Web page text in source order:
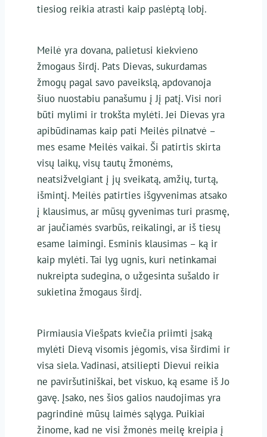
tiesiog reikia atrasti kaip paslėptą lobį.
Meilė yra dovana, palietusi kiekvieno
žmogaus širdį. Pats Dievas, sukurdamas
žmogų pagal savo paveikslą, apdovanoja
šiuo nuostabiu panašumu į Jį patį. Visi nori
būti mylimi ir trokšta mylėti. Jei Dievas yra
apibūdinamas kaip pati Meilės pilnatvė –
mes esame Meilės vaikai. Ši patirtis skirta
visų laikų, visų tautų žmonėms,
neatsižvelgiant į jų sveikatą, amžių, turtą,
išmintį. Meilės patirties išgyvenimas atsako
į klausimus, ar mūsų gyvenimas turi prasmę,
ar jaučiamės svarbūs, reikalingi, ar iš tiesų
esame laimingi. Esminis klausimas – ką ir
kaip mylėti. Tai lyg ugnis, kuri netinkamai
nukreipta sudegina, o užgesinta sušaldo ir
sukietina žmogaus širdį.
Pirmiausia Viešpats kviečia priimti įsaką
mylėti Dievą visomis jėgomis, visa širdimi ir
visa siela. Vadinasi, atsiliepti Dievui reikia
ne paviršutiniškai, bet viskuo, ką esame iš Jo
gavę. Įsako, nes šios galios naudojimas yra
pagrindinė mūsų laimės sąlyga. Puikiai
žinome, kad ne visi žmonės meilę kreipia į